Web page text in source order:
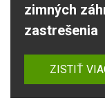
zimných
zastrešenia
ZISTIŤ